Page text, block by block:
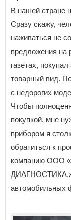
В нашей стране
Сразу скажу,
наживаться не
предложения на
газетах,
товарный вид.
с недорогих
Чтобы
покупкой, мне
прибором я
обратиться к
компанию ООО
ДИАГНОСТИКА.»,
автомобильных